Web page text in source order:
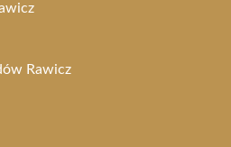
Rawicz